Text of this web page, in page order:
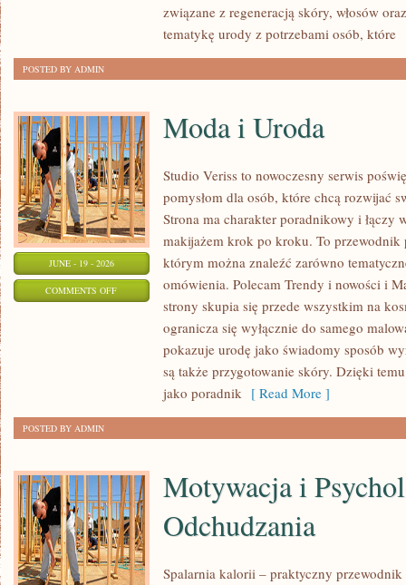
związane z regeneracją skóry, włosów
tematykę urody z potrzebami osób, które
POSTED BY ADMIN
JUNE - 19 - 2026
COMMENTS OFFON
Moda i Uroda
Studio Veriss to nowoczesny serwis
pomysłom dla osób, które chcą rozwijać
Strona ma charakter poradnikowy i łączy
makijażem krok po kroku. To
którym można znaleźć zarówno
omówienia. Polecam Trendy i nowości i
strony skupia się przede wszystkim na
ogranicza się wyłącznie do samego
pokazuje urodę jako świadomy sposób
są także przygotowanie skóry. Dzięki
jako poradnik [ Read More ]
POSTED BY ADMIN
Motywacja i
Odchudzania
Spalarnia kalorii – praktyczny